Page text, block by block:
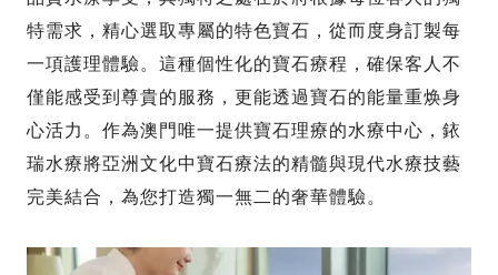
特需求，精心選取專屬的特色寶石，從而度身訂製每
一項護理體驗。這種個性化的寶石療程，確保客人不
僅能感受到尊貴的服務，更能透過寶石的能量重焕身
心活力。作為澳門唯一提供寶石理療的水療中心，銥
瑞水療將亞洲文化中寶石療法的精髓與現代水療技藝
完美結合，為您打造獨一無二的奢華體驗。